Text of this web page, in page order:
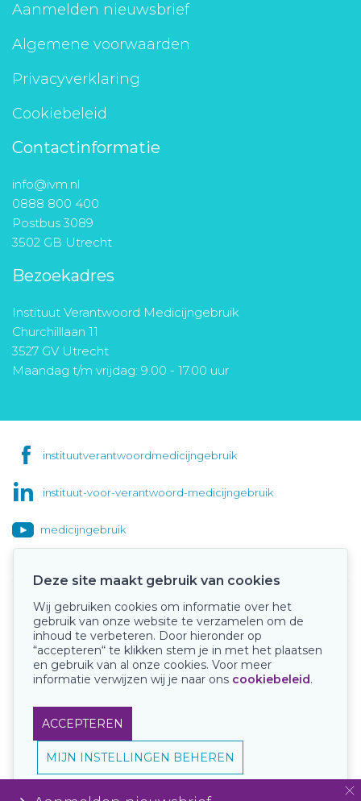
Aanmelden nieuwsbrief
Algemene voorwaarden
Privacyverklaring
Cookiebeleid
Contactinformatie
info@ivm.nl
0888 800 400
Postbus 3089
3502 GB Utrecht
Bezoekadres
Instituut Verantwoord Medicijngebruik
Churchilllaan 11
3527 GV Utrecht
Maandag t/m vrijdag: 9.00 - 17.00 uur
instituutverantwoordmedicijngebruik
instituut-voor-verantwoord-medicijngebruik
medicijngebruik
Onze keurmerken
Deze site maakt gebruik van cookies
Wij gebruiken cookies om informatie over het
gebruik van onze website te verzamelen om de
inhoud te verbeteren. Door hieronder op
“accepteren“ te klikken stem je in met het plaatsen
en gebruik van al onze cookies. Voor meer
informatie verwijzen wij je naar ons cookiebeleid.
ACCEPTEREN
MIJN INSTELLINGEN BEHEREN